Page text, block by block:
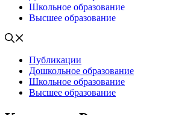
Школьное образование
Высшее образование
Публикации
Дошкольное образование
Школьное образование
Высшее образование